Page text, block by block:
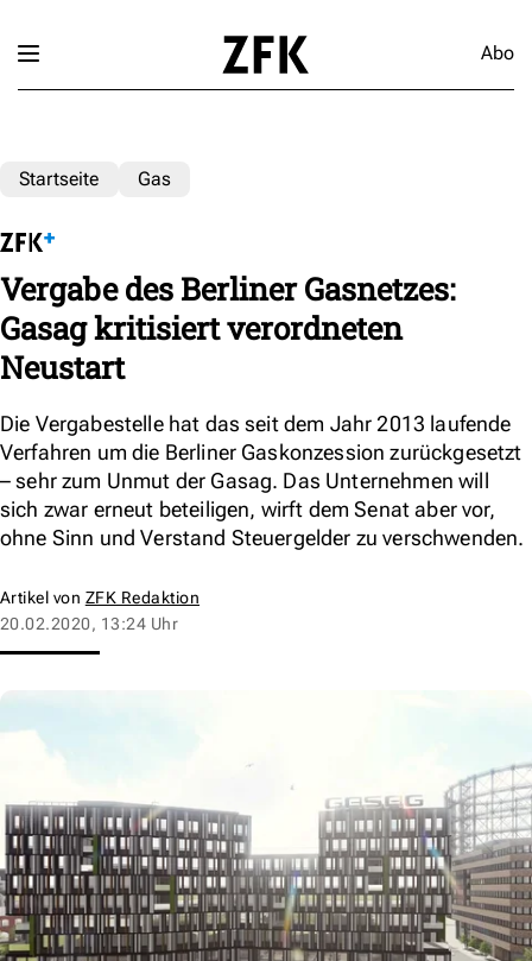
Abo
Startseite Gas
Vergabe des Berliner Gasnetzes:
Gasag kritisiert verordneten
Neustart
Die Vergabestelle hat das seit dem Jahr 2013 laufende
Verfahren um die Berliner Gaskonzession zurückgesetzt
– sehr zum Unmut der Gasag. Das Unternehmen will
sich zwar erneut beteiligen, wirft dem Senat aber vor,
ohne Sinn und Verstand Steuergelder zu verschwenden.
Artikel von ZFK Redaktion
20.02.2020, 13:24 Uhr